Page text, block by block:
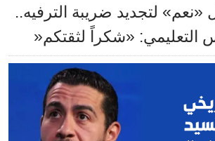
«نعم» لتجديد ضريبة الترفيه..
التعليمي: «شكراً لثقتكم«